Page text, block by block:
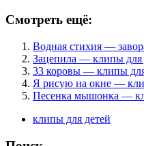
Смотреть ещё:
Водная стихия —
Зацепила — клипы для
33 коровы — клипы
Я рисую на окне —
Песенка мышонка —
клипы для детей